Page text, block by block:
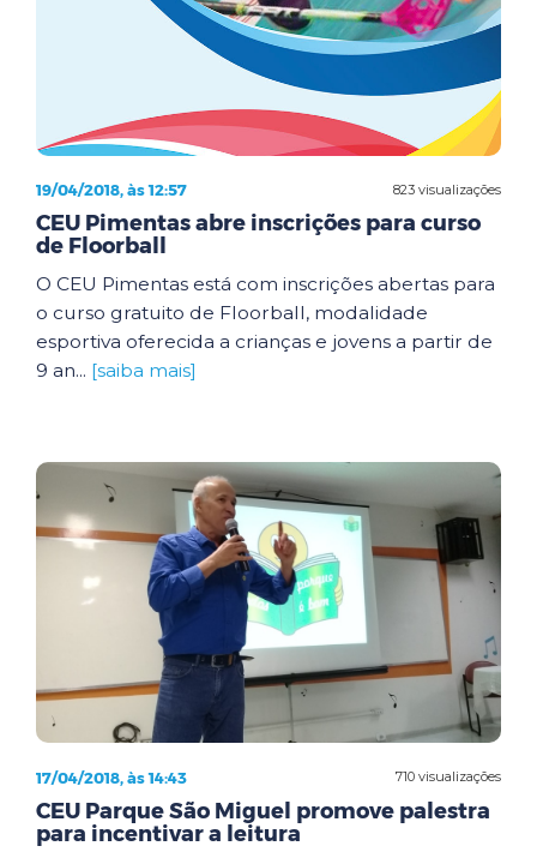
823 visualizações
19/04/2018, às 12:57
CEU Pimentas abre inscrições para curso
de Floorball
O CEU Pimentas está com inscrições abertas para
o curso gratuito de Floorball, modalidade
esportiva oferecida a crianças e jovens a partir de
9 an... [saiba mais]
710 visualizações
17/04/2018, às 14:43
CEU Parque São Miguel promove palestra
para incentivar a leitura